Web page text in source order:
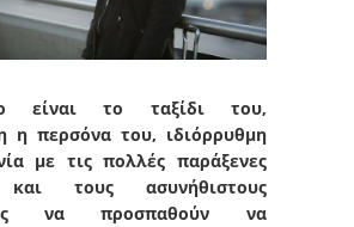
είναι το ταξίδι του,
η περσόνα του, ιδιόρρυθμη
με τις πολλές παράξενες
και τους ασυνήθιστους
να προσπαθούν να